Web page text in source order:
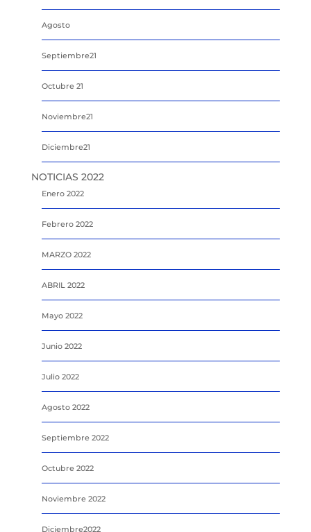
Agosto
Septiembre21
Octubre 21
Noviembre21
Diciembre21
NOTICIAS 2022
Enero 2022
Febrero 2022
MARZO 2022
ABRIL 2022
Mayo 2022
Junio 2022
Julio 2022
Agosto 2022
Septiembre 2022
Octubre 2022
Noviembre 2022
Diciembre2022